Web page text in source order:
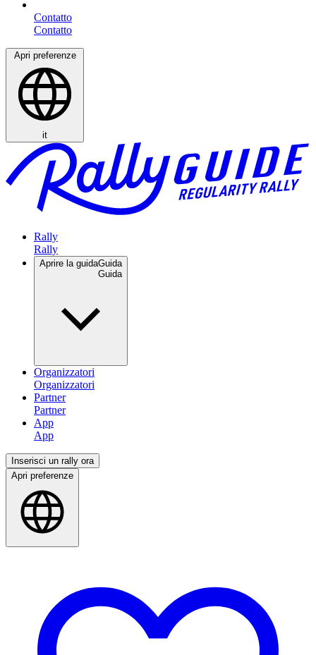
Contatto
Apri preferenze
it
Rally
Aprire la guidaGuida
Organizzatori
Partner
App
Inserisci un rally ora
Apri preferenze